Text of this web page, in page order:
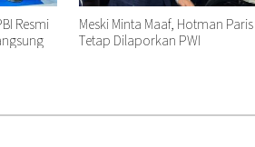
Resmi
Meski Minta Maaf, Hotman Paris
Tetap Dilaporkan PWI